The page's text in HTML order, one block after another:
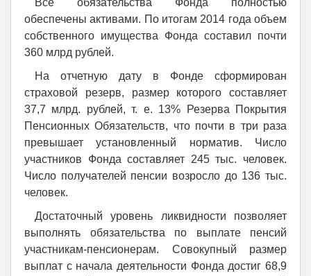
Все обязательства Фонда полностью
обеспечены активами. По итогам 2014 года объем
собственного имущества Фонда составил почти
360 млрд рублей.
На отчетную дату в Фонде сформирован
страховой резерв, размер которого составляет
37,7 млрд. рублей, т. е. 13% Резерва Покрытия
Пенсионных Обязательств, что почти в три раза
превышает установленный норматив. Число
участников Фонда составляет 245 тыс. человек.
Число получателей пенсии возросло до 136 тыс.
человек.
Достаточный уровень ликвидности позволяет
выполнять обязательства по выплате пенсий
участникам-пенсионерам. Совокупный размер
выплат с начала деятельности Фонда достиг 68,9